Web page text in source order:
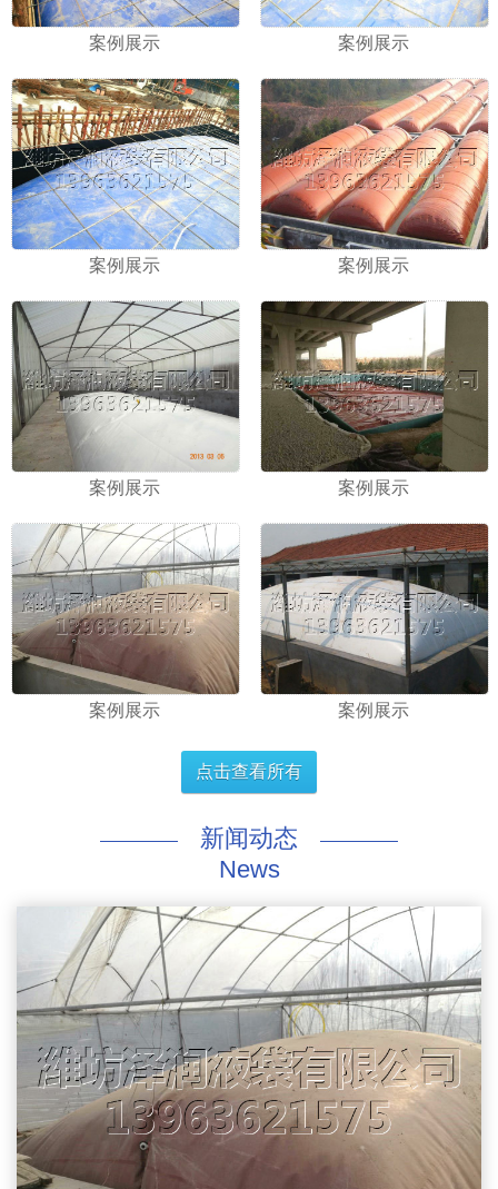
案例展示 案例展示
案例展示 案例展示
案例展示 案例展示
案例展示 案例展示
点击查看所有
新闻动态
News